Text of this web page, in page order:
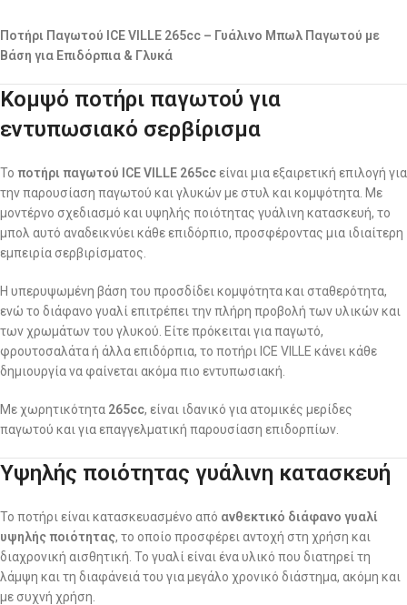
Ποτήρι Παγωτού ICE VILLE 265cc – Γυάλινο Μπωλ Παγωτού με
Βάση για Επιδόρπια & Γλυκά
Κομψό ποτήρι παγωτού για
εντυπωσιακό σερβίρισμα
Το ποτήρι παγωτού ICE VILLE 265cc είναι μια εξαιρετική επιλογή για
την παρουσίαση παγωτού και γλυκών με στυλ και κομψότητα. Με
μοντέρνο σχεδιασμό και υψηλής ποιότητας γυάλινη κατασκευή, το
μπολ αυτό αναδεικνύει κάθε επιδόρπιο, προσφέροντας μια ιδιαίτερη
εμπειρία σερβιρίσματος.
Η υπερυψωμένη βάση του προσδίδει κομψότητα και σταθερότητα,
ενώ το διάφανο γυαλί επιτρέπει την πλήρη προβολή των υλικών και
των χρωμάτων του γλυκού. Είτε πρόκειται για παγωτό,
φρουτοσαλάτα ή άλλα επιδόρπια, το ποτήρι ICE VILLE κάνει κάθε
δημιουργία να φαίνεται ακόμα πιο εντυπωσιακή.
Με χωρητικότητα 265cc, είναι ιδανικό για ατομικές μερίδες
παγωτού και για επαγγελματική παρουσίαση επιδορπίων.
Υψηλής ποιότητας γυάλινη κατασκευή
Το ποτήρι είναι κατασκευασμένο από ανθεκτικό διάφανο γυαλί
υψηλής ποιότητας, το οποίο προσφέρει αντοχή στη χρήση και
διαχρονική αισθητική. Το γυαλί είναι ένα υλικό που διατηρεί τη
λάμψη και τη διαφάνειά του για μεγάλο χρονικό διάστημα, ακόμη και
με συχνή χρήση.